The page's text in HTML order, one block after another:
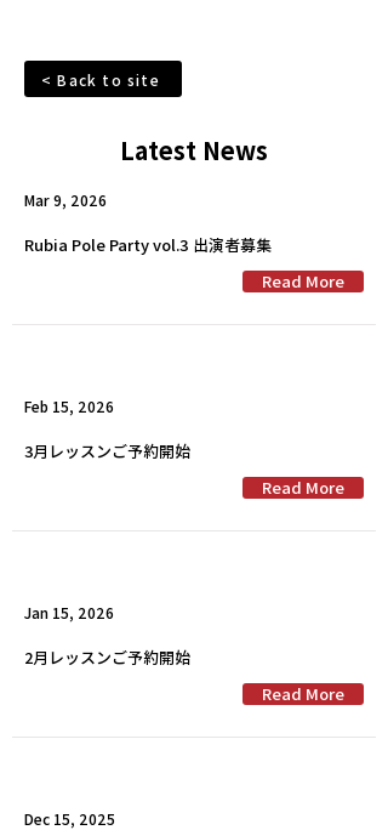
< Back to site
Latest News
Mar 9, 2026
Rubia Pole Party vol.3 出演者募集
Read More
Feb 15, 2026
3月レッスンご予約開始
Read More
Jan 15, 2026
2月レッスンご予約開始
Read More
Dec 15, 2025